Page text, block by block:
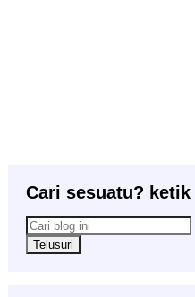
Cari sesuatu?